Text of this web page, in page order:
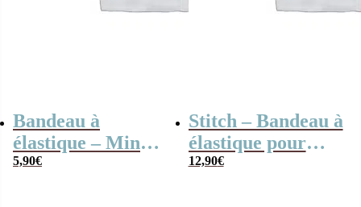
Bandeau à
élastique – Minnie
(Disney)
5,90€
Stitch – Bandeau à
élastique pour
cheveux (Disney)
12,90€